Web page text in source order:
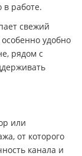
в работе.
свежий
удобно
рядом с
или
от которого
канала и